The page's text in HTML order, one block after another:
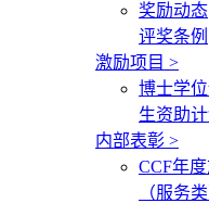
奖励动态
评奖条例
激励项目 >
博士学
生资助计
内部表彰 >
CCF年
（服务类